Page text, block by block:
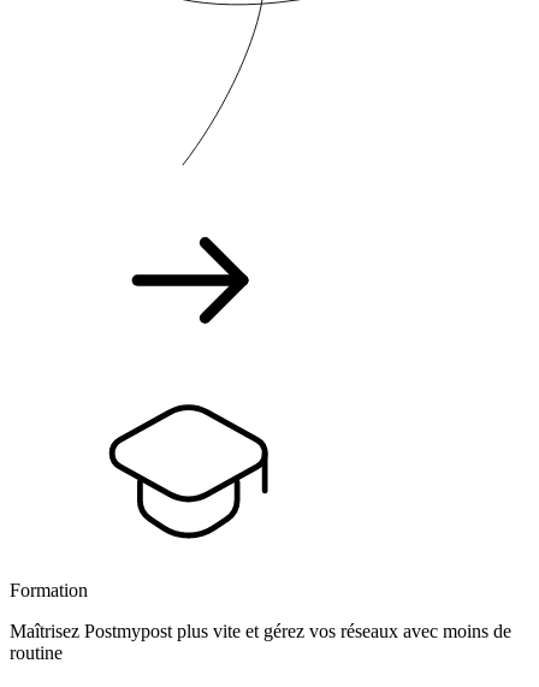
Formation
Maîtrisez Postmypost plus vite et gérez vos réseaux avec moins de
routine